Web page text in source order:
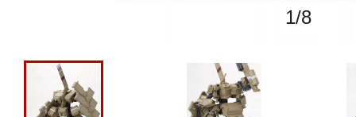
1/8